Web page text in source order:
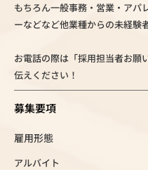
もちろん一般事務・営業・アパ
ーなどなど他業種からの未経験
お電話の際は「採用担当者お願
伝えください！
募集要項
雇用形態
アルバイト